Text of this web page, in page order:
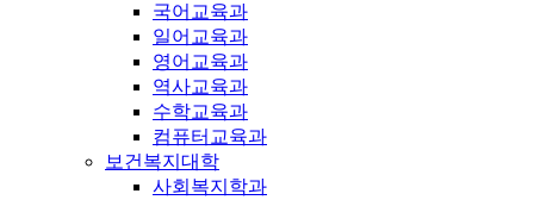
국어교육과
일어교육과
영어교육과
역사교육과
수학교육과
컴퓨터교육과
보건복지대학
사회복지학과